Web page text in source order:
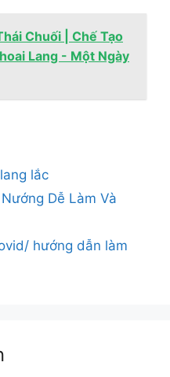
Chuối | Chế Tạo
Lang - Một Ngày
lắc
Dễ Làm Và
hướng dẫn làm